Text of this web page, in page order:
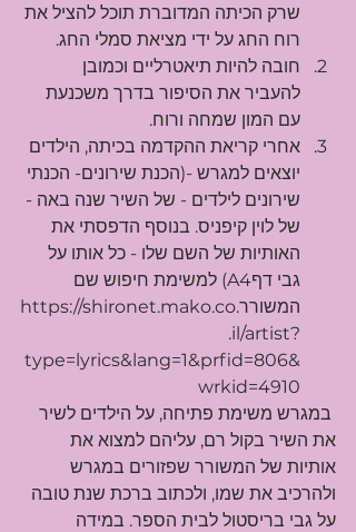
שרק הכיתה המדוברת תוכל להציל את
רוח החג על ידי מציאת סמלי החג.
חובה להיות תיאטרליים וכמובן
להעביר את הסיפור בדרך משכנעת
עם המון שמחה ורוח.
אחרי קריאת ההקדמה בכיתה, הילדים
יוצאים למגרש -(הכנת שירונים- הכנתי
שירונים לילדים - של השיר שנה באה -
של לוין קיפניס. בנוסף הדפסתי את
האותיות של השם שלו - כל אותו על
גבי דףA4) למשימת חיפוש שם
המשורר.https://shironet.mako.co
.il/artist?
type=lyrics&lang=1&prfid=806&
wrkid=4910
במגרש משימת פתיחה, על הילדים לשיר
את השיר בקול רם, עליהם למצוא את
אותיות של המשורר שפזורים במגרש
ולהרכיב את שמו, ולכתוב ברכת שנת טובה
על גבי בריסטול לבית הספר. במידה